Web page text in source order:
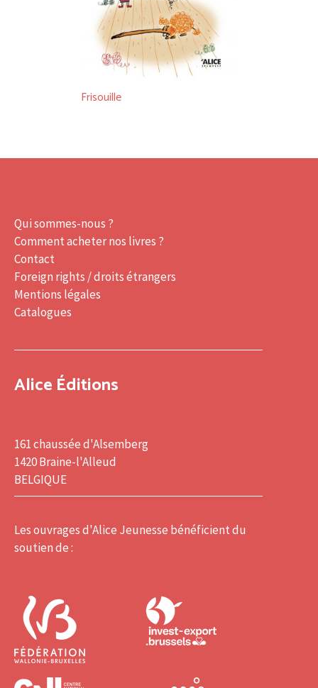
Frisouille
Qui sommes-nous ?
Comment acheter nos livres ?
Contact
Foreign rights / droits étrangers
Mentions légales
Catalogues
Alice Éditions
161 chaussée d'Alsemberg
1420 Braine-l'Alleud
BELGIQUE
Les ouvrages d'Alice Jeunesse bénéficient du
soutien de :